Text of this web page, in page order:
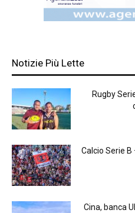
Notizie Più Lette
Rugby
Calcio Serie
Cina, banca